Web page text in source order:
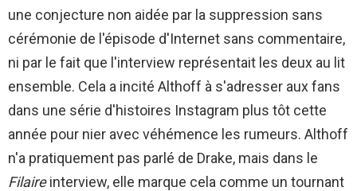
une conjecture non aidée par la suppression sans
cérémonie de l'épisode d'Internet sans commentaire,
ni par le fait que l'interview représentait les deux au lit
ensemble. Cela a incité Althoff à s'adresser aux fans
dans une série d'histoires Instagram plus tôt cette
année pour nier avec véhémence les rumeurs. Althoff
n'a pratiquement pas parlé de Drake, mais dans le
Filaireinterview, elle marque cela comme un tournant